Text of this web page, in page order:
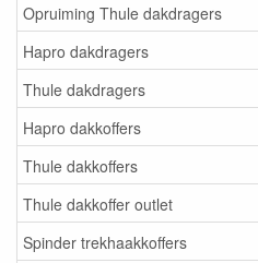
Opruiming Thule dakdragers
Hapro dakdragers
Thule dakdragers
Hapro dakkoffers
Thule dakkoffers
Thule dakkoffer outlet
Spinder trekhaakkoffers